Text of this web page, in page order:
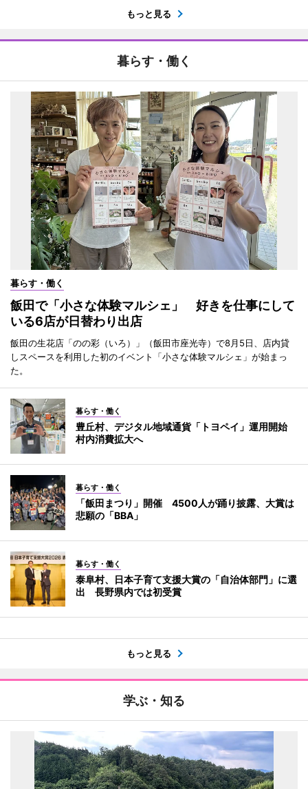
もっと見る
暮らす・働く
暮らす・働く
飯田で「小さな体験マルシェ」 好きを仕事にして
いる6店が日替わり出店
飯田の生花店「のの彩（いろ）」（飯田市座光寺）で8月5日、店内貸
しスペースを利用した初のイベント「小さな体験マルシェ」が始まっ
た。
暮らす・働く
豊丘村、デジタル地域通貨「トヨペイ」運用開始
村内消費拡大へ
暮らす・働く
「飯田まつり」開催 4500人が踊り披露、大賞は
悲願の「BBA」
暮らす・働く
泰阜村、日本子育て支援大賞の「自治体部門」に選
出 長野県内では初受賞
もっと見る
学ぶ・知る